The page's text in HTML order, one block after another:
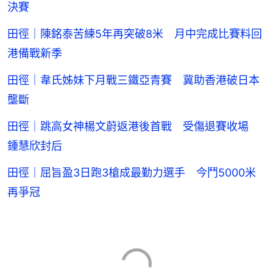
決賽
田徑｜陳銘泰苦練5年再突破8米 月中完成比賽料回
港備戰新季
田徑｜韋氏姊妹下月戰三鐵亞青賽 冀助香港破日本
壟斷
田徑｜跳高女神楊文蔚返港後首戰 受傷退賽收場
鍾慧欣封后
田徑｜屈旨盈3日跑3槍成最勤力選手 今鬥5000米
再爭冠